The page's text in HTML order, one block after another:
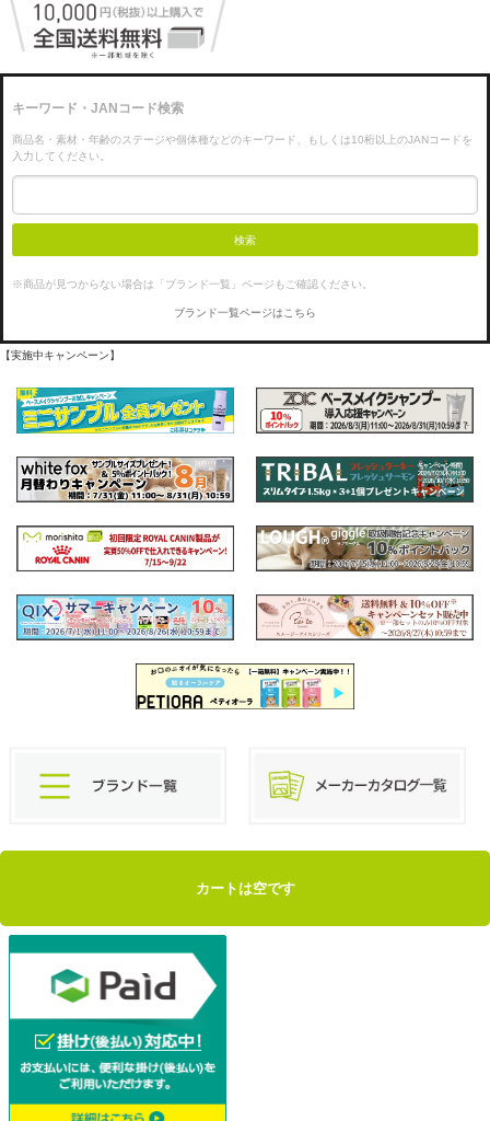
キーワード・JANコード検索
商品名・素材・年齢のステージや個体種などのキーワード、もしくは10桁以上のJANコードを
入力してください。
検索
※商品が見つからない場合は「ブランド一覧」ページもご確認ください。
ブランド一覧ページはこちら
【実施中キャンペーン】
カートは空です